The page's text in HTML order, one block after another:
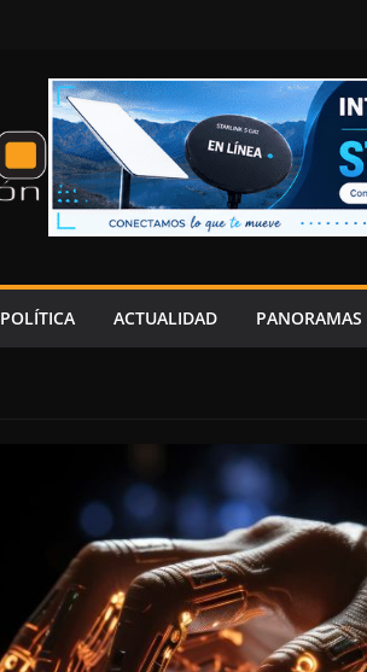
POLÍTICA ACTUALIDAD PANORAMAS